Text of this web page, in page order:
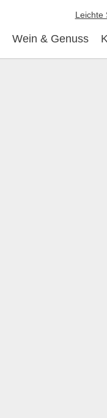
Wein & Genuss
Leichte